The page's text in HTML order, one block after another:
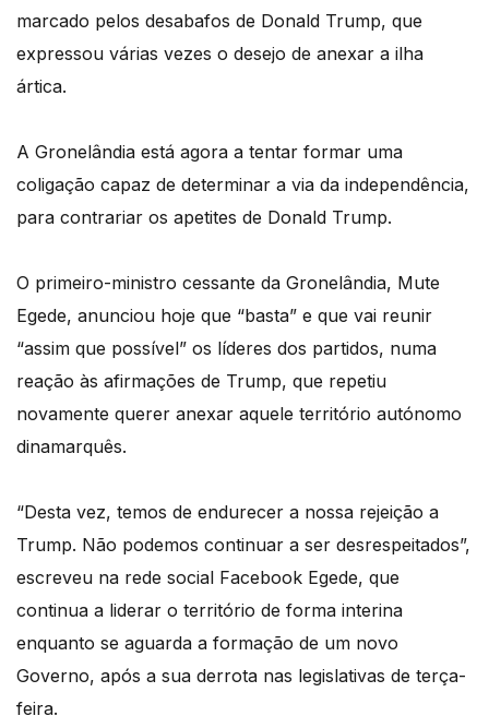
marcado pelos desabafos de Donald Trump, que
expressou várias vezes o desejo de anexar a ilha
ártica.
A Gronelândia está agora a tentar formar uma
coligação capaz de determinar a via da independência,
para contrariar os apetites de Donald Trump.
O primeiro-ministro cessante da Gronelândia, Mute
Egede, anunciou hoje que “basta” e que vai reunir
“assim que possível” os líderes dos partidos, numa
reação às afirmações de Trump, que repetiu
novamente querer anexar aquele território autónomo
dinamarquês.
“Desta vez, temos de endurecer a nossa rejeição a
Trump. Não podemos continuar a ser desrespeitados”,
escreveu na rede social Facebook Egede, que
continua a liderar o território de forma interina
enquanto se aguarda a formação de um novo
Governo, após a sua derrota nas legislativas de terça-
feira.